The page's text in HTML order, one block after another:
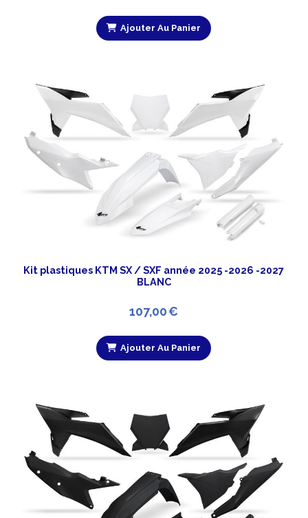
Ajouter Au Panier
Kit plastiques KTM SX / SXF année 2025 -2026 -2027
BLANC
107,00€
Ajouter Au Panier